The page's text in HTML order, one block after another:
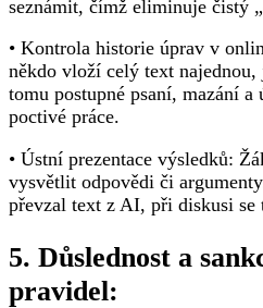
seznámit, čímž eliminuje čistý
• Kontrola historie úprav v
někdo vloží celý text
tomu postupné psaní, mazání a
poctivé práce.
• Ústní prezentace výsledků:
vysvětlit odpovědi či
převzal text z AI, při diskusi se
5. Důslednost a
pravidel: